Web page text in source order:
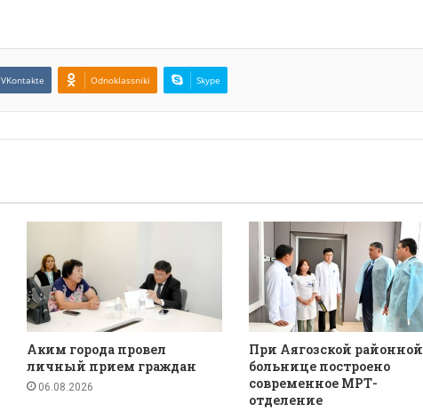
VKontakte Odnoklassniki Skype
Аким города провел
личный прием граждан
06.08.2026
При Аягозской районной
больнице построено
современное МРТ-
отделение